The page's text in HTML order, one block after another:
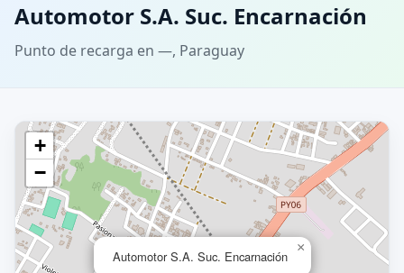
Automotor S.A. Suc. Encarnación
Punto de recarga en —, Paraguay
Automotor S.A. Suc. Encarnación
×
+
−